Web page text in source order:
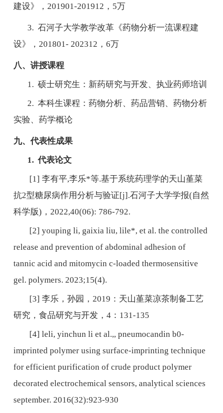
建设》，201901-201912 ， 5万
3.石河子大学教学改革《药物分析一流课程建
设》，201801- 202312 ，6万
八、讲授课程
1.硕士研究生：新药研究与开发、执业药师培训
2.本科生课程：药物分析、药品营销、药物分析
实验、药学概论
九、代表性成果
1.代表论文
[1]李有平,李乐*等.基于系统药理学的天山堇菜
抗2型糖尿病作用分析与验证[j].石河子大学学报(自然
科学版) ，2022,40(06): 786-792.
[2] youping li, gaixia liu, lile*, et al. the controlled
release and prevention of abdominal adhesion of
tannic acid and mitomycin c-loaded thermosensitive
gel. polymers. 2023;15(4).
[3]李乐，孙园，2019 ：天山堇菜凉茶制备工艺
研究，食品研究与开发，4 ： 131-135
[4] leli, yinchun li et al.,, pneumocandin b0-
imprinted polymer using surface-imprinting technique
for efficient purification of crude product polymer
decorated electrochemical sensors, analytical sciences
september. 2016(32):923-930